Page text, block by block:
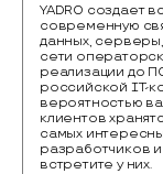
YADRO создает
современную
данных,
сети
реализации до
российской IТ-
вероятностью
клиентов
самых
разработчиков
встретите у них.